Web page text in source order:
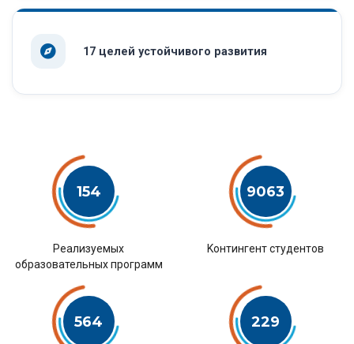
17 целей устойчивого развития
154
Pеализуемых
образовательных программ
9063
Kонтингент студентов
564 229